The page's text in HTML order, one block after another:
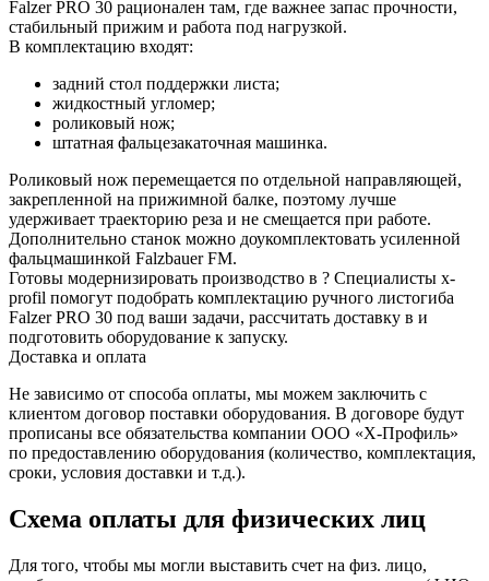
Falzer PRO 30 рационален там, где важнее запас прочности,
стабильный прижим и работа под нагрузкой.
В комплектацию входят:
задний стол поддержки листа;
жидкостный угломер;
роликовый нож;
штатная фальцезакаточная машинка.
Роликовый нож перемещается по отдельной направляющей,
закрепленной на прижимной балке, поэтому лучше
удерживает траекторию реза и не смещается при работе.
Дополнительно станок можно доукомплектовать усиленной
фальцмашинкой Falzbauer FM.
Готовы модернизировать производство в ? Специалисты x-
profil помогут подобрать комплектацию ручного листогиба
Falzer PRO 30 под ваши задачи, рассчитать доставку в и
подготовить оборудование к запуску.
Доставка и оплата
Не зависимо от способа оплаты, мы можем заключить с
клиентом договор поставки оборудования. В договоре будут
прописаны все обязательства компании ООО «Х-Профиль»
по предоставлению оборудования (количество, комплектация,
сроки, условия доставки и т.д.).
Схема оплаты для физических лиц
Для того, чтобы мы могли выставить счет на физ. лицо,